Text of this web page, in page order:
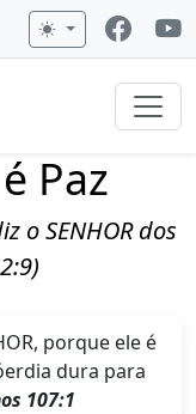
Paz
o SENHOR dos
porque ele é
dura para
107:1